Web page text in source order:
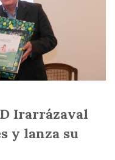
Irarrázaval
y lanza su